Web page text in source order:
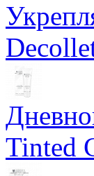
Tinted